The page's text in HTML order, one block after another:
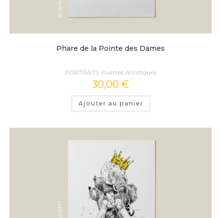
Phare de la Pointe des Dames
PORTRAITS Illustrés Artistiques
30,00 €
Ajouter au panier